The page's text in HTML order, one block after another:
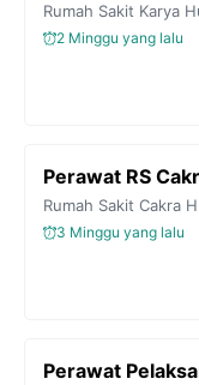
Rumah Sakit Karya
2 Minggu yang lalu
Perawat RS
Rumah Sakit Cakra
3 Minggu yang lalu
Perawat